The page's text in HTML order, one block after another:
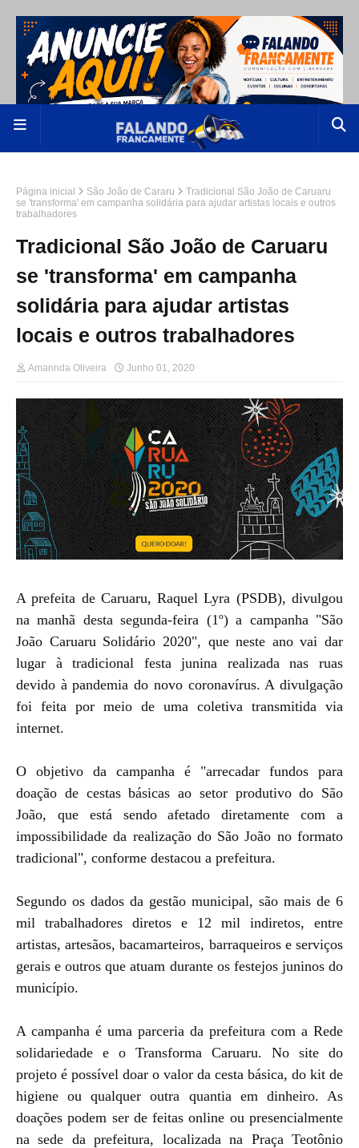
Página inicial São João de Cararu
Tradicional São João de Caruaru
se 'transforma' em campanha solidária para ajudar artistas locais e outros
trabalhadores
Tradicional São João de Caruaru
se 'transforma' em campanha
solidária para ajudar artistas
locais e outros trabalhadores
Amannda Oliveira Junho 01, 2020
A prefeita de Caruaru, Raquel Lyra (PSDB), divulgou
na manhã desta segunda-feira (1º) a campanha "São
João Caruaru Solidário 2020", que neste ano vai dar
lugar à tradicional festa junina realizada nas ruas
devido à pandemia do novo coronavírus. A divulgação
foi feita por meio de uma coletiva transmitida via
internet.
O objetivo da campanha é "arrecadar fundos para
doação de cestas básicas ao setor produtivo do São
João, que está sendo afetado diretamente com a
impossibilidade da realização do São João no formato
tradicional", conforme destacou a prefeitura.
Segundo os dados da gestão municipal, são mais de 6
mil trabalhadores diretos e 12 mil indiretos, entre
artistas, artesãos, bacamarteiros, barraqueiros e serviços
gerais e outros que atuam durante os festejos juninos do
município.
A campanha é uma parceria da prefeitura com a Rede
solidariedade e o Transforma Caruaru. No site do
projeto é possível doar o valor da cesta básica, do kit de
higiene ou qualquer outra quantia em dinheiro. As
doações podem ser de feitas online ou presencialmente
na sede da prefeitura, localizada na Praça Teotônio